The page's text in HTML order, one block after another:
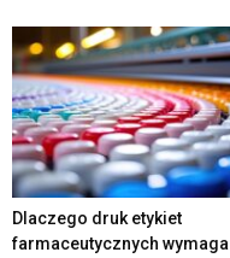
Dlaczego druk etykiet
farmaceutycznych wymaga